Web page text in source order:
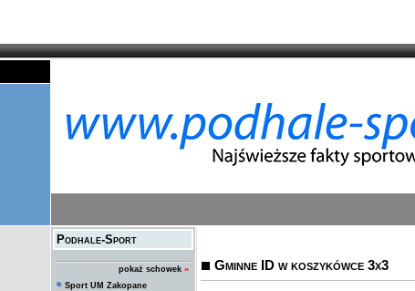
Podhale-Sport
pokaż schowek »
Sport UM Zakopane
Gminne ID w koszykówce 3x3